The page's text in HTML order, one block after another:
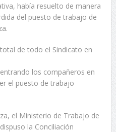
había resuelto de manera
del puesto de trabajo de
de todo el Sindicato en
los compañeros en
el puesto de trabajo
el Ministerio de Trabajo de
la Conciliación